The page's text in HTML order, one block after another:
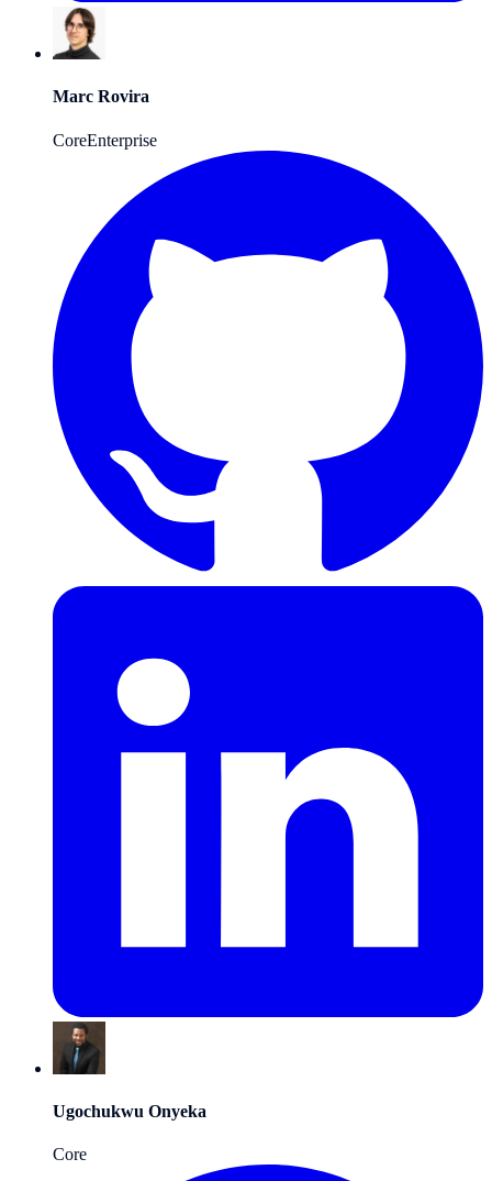
Marc Rovira
CoreEnterprise
Ugochukwu Onyeka
Core